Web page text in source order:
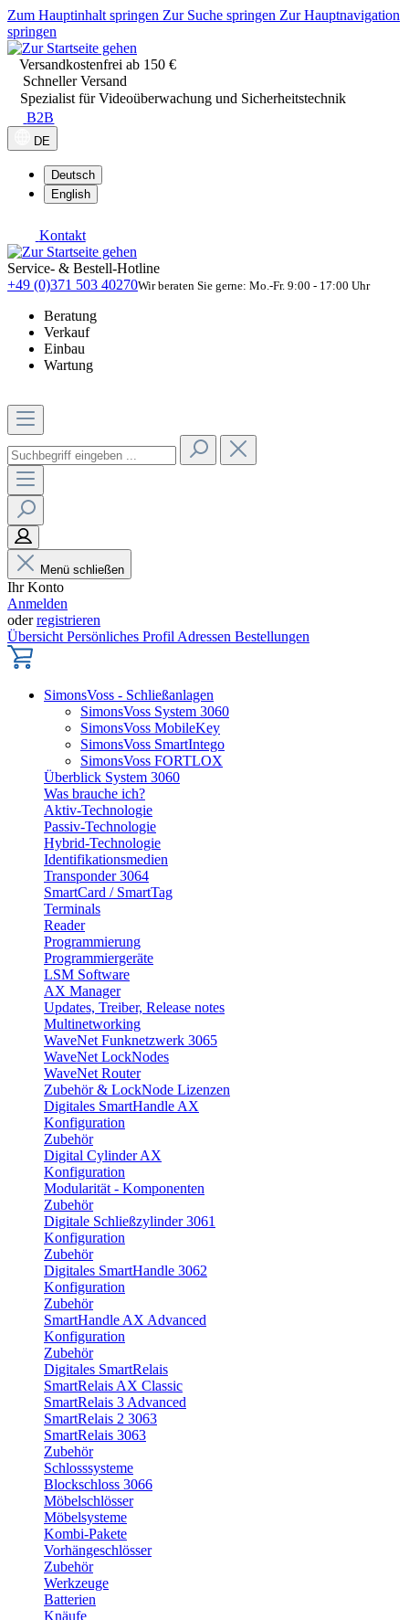
Zum Hauptinhalt springen Zur Suche springen Zur Hauptnavigation
springen
Versandkostenfrei ab 150 €
Schneller Versand
Spezialist für Videoüberwachung und Sicherheitstechnik
B2B
DE
Deutsch
English
Kontakt
Service- & Bestell-Hotline
+49 (0)371 503 40270Wir beraten Sie gerne: Mo.-Fr. 9:00 - 17:00 Uhr
Beratung
Verkauf
Einbau
Wartung
Menü schließen
Ihr Konto
Anmelden
oderregistrieren
Übersicht Persönliches Profil Adressen Bestellungen
SimonsVoss - Schließanlagen
SimonsVoss System 3060
SimonsVoss MobileKey
SimonsVoss SmartIntego
SimonsVoss FORTLOX
Überblick System 3060
Was brauche ich?
Aktiv-Technologie
Passiv-Technologie
Hybrid-Technologie
Identifikationsmedien
Transponder 3064
SmartCard / SmartTag
Terminals
Reader
Programmierung
Programmiergeräte
LSM Software
AX Manager
Updates, Treiber, Release notes
Multinetworking
WaveNet Funknetzwerk 3065
WaveNet LockNodes
WaveNet Router
Zubehör & LockNode Lizenzen
Digitales SmartHandle AX
Konfiguration
Zubehör
Digital Cylinder AX
Konfiguration
Modularität - Komponenten
Zubehör
Digitale Schließzylinder 3061
Konfiguration
Zubehör
Digitales SmartHandle 3062
Konfiguration
Zubehör
SmartHandle AX Advanced
Konfiguration
Zubehör
Digitales SmartRelais
SmartRelais AX Classic
SmartRelais 3 Advanced
SmartRelais 2 3063
SmartRelais 3063
Zubehör
Schlosssysteme
Blockschloss 3066
Möbelschlösser
Möbelsysteme
Kombi-Pakete
Vorhängeschlösser
Zubehör
Werkzeuge
Batterien
Knäufe